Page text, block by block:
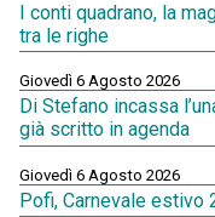
I conti quadrano, la
tra le righe
Giovedì 6 Agosto 2026
Di Stefano incassa
già scritto in agenda
Giovedì 6 Agosto 2026
Pofi, Carnevale estivo